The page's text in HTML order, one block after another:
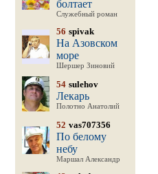
болтает
Служебный роман
56 spivak
На Азовском
море
Шершер Зиновий
54 sulehov
Лекарь
Полотно Анатолий
52 vas707356
По белому
небу
Маршал Александр